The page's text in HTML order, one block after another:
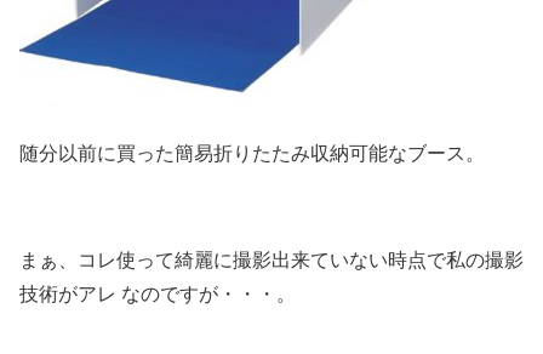
随分以前に買った簡易折りたたみ収納可能なブース。
まぁ、コレ使って綺麗に撮影出来ていない時点で私の撮影
技術がアレ なのですが・・・。